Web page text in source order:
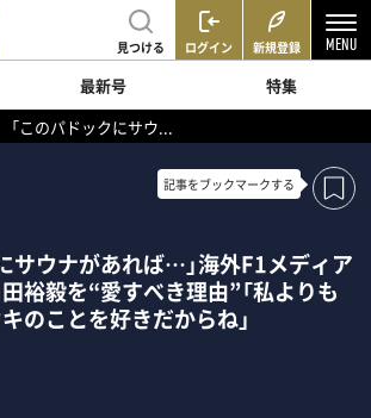
見つける ログイン 新規登録
最新号
特集
「このパドックにサウ...
記事をブックマークする
サウナがあれば…」海外F1メディア
裕毅を“愛すべき理由”「私よりも
のことを好きだからね」